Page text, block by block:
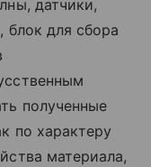
датчики,
блок для сбора
полученные
по характеру
материала,